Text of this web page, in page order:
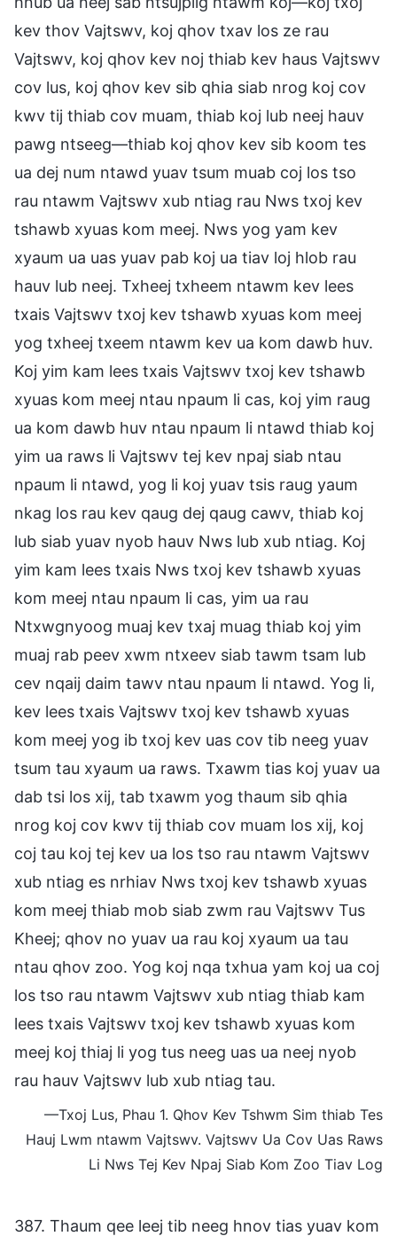
kev thov Vajtswv, koj qhov txav los ze rau
Vajtswv, koj qhov kev noj thiab kev haus Vajtswv
cov lus, koj qhov kev sib qhia siab nrog koj cov
kwv tij thiab cov muam, thiab koj lub neej hauv
pawg ntseeg—thiab koj qhov kev sib koom tes
ua dej num ntawd yuav tsum muab coj los tso
rau ntawm Vajtswv xub ntiag rau Nws txoj kev
tshawb xyuas kom meej. Nws yog yam kev
xyaum ua uas yuav pab koj ua tiav loj hlob rau
hauv lub neej. Txheej txheem ntawm kev lees
txais Vajtswv txoj kev tshawb xyuas kom meej
yog txheej txeem ntawm kev ua kom dawb huv.
Koj yim kam lees txais Vajtswv txoj kev tshawb
xyuas kom meej ntau npaum li cas, koj yim raug
ua kom dawb huv ntau npaum li ntawd thiab koj
yim ua raws li Vajtswv tej kev npaj siab ntau
npaum li ntawd, yog li koj yuav tsis raug yaum
nkag los rau kev qaug dej qaug cawv, thiab koj
lub siab yuav nyob hauv Nws lub xub ntiag. Koj
yim kam lees txais Nws txoj kev tshawb xyuas
kom meej ntau npaum li cas, yim ua rau
Ntxwgnyoog muaj kev txaj muag thiab koj yim
muaj rab peev xwm ntxeev siab tawm tsam lub
cev nqaij daim tawv ntau npaum li ntawd. Yog li,
kev lees txais Vajtswv txoj kev tshawb xyuas
kom meej yog ib txoj kev uas cov tib neeg yuav
tsum tau xyaum ua raws. Txawm tias koj yuav ua
dab tsi los xij, tab txawm yog thaum sib qhia
nrog koj cov kwv tij thiab cov muam los xij, koj
coj tau koj tej kev ua los tso rau ntawm Vajtswv
xub ntiag es nrhiav Nws txoj kev tshawb xyuas
kom meej thiab mob siab zwm rau Vajtswv Tus
Kheej; qhov no yuav ua rau koj xyaum ua tau
ntau qhov zoo. Yog koj nqa txhua yam koj ua coj
los tso rau ntawm Vajtswv xub ntiag thiab kam
lees txais Vajtswv txoj kev tshawb xyuas kom
meej koj thiaj li yog tus neeg uas ua neej nyob
rau hauv Vajtswv lub xub ntiag tau.
—Txoj Lus, Phau 1. Qhov Kev Tshwm Sim thiab Tes
Hauj Lwm ntawm Vajtswv. Vajtswv Ua Cov Uas Raws
Li Nws Tej Kev Npaj Siab Kom Zoo Tiav Log
387. Thaum qee leej tib neeg hnov tias yuav kom